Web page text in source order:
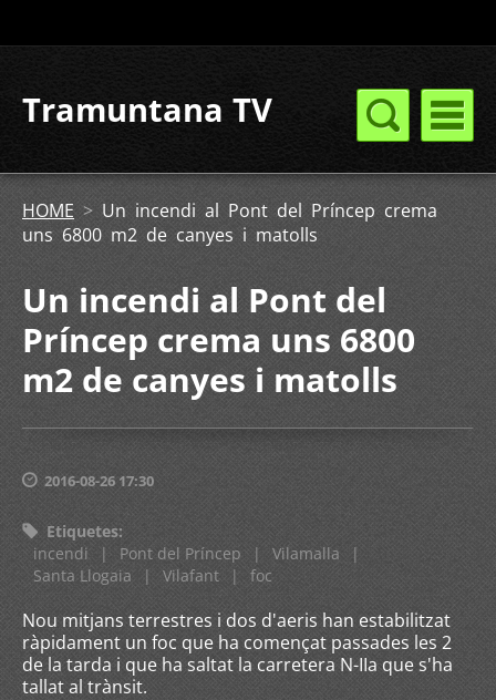
Tramuntana TV
HOME > Un incendi al Pont del Príncep crema
uns 6800 m2 de canyes i matolls
Un incendi al Pont del
Príncep crema uns 6800
m2 de canyes i matolls
2016-08-26 17:30
Etiquetes:
incendi
| Pont del Príncep | Vilamalla
|
Santa Llogaia
| Vilafant | foc
Nou mitjans terrestres i dos d'aeris han estabilitzat
ràpidament un foc que ha començat passades les 2
de la tarda i que ha saltat la carretera N-IIa que s'ha
tallat al trànsit.